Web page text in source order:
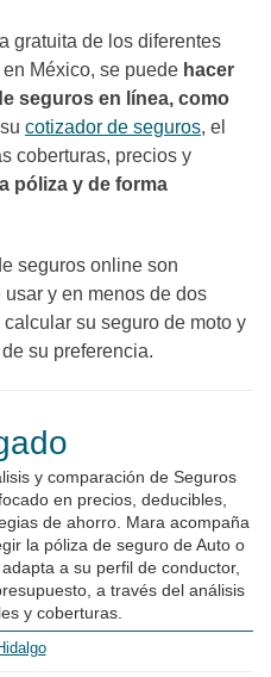
gratuita de los diferentes
México, se puede hacer
seguros en línea, como
cotizador de seguros, el
coberturas, precios y
póliza y de forma
seguros online son
y en menos de dos
su seguro de moto y
su preferencia.
y comparación de Seguros
en precios, deducibles,
de ahorro. Mara acompaña
la póliza de seguro de Auto o
a su perfil de conductor,
a través del análisis
y coberturas.